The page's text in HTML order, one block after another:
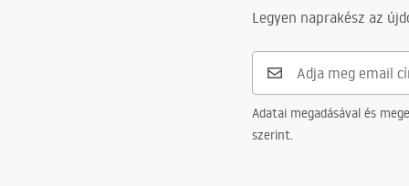
Galvanizálás
150mm
5 Év
Legyen naprakész az
Adatai megadásával és
szerint.